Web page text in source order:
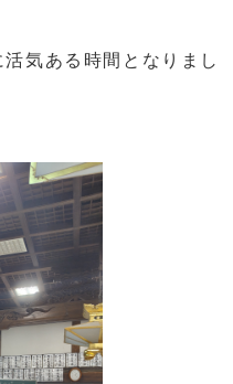
気ある時間となりまし